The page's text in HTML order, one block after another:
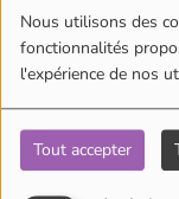
Nous utilisons des
fonctionnalités
l'expérience de nos
Tout accepter